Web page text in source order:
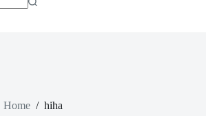
Home / hiha